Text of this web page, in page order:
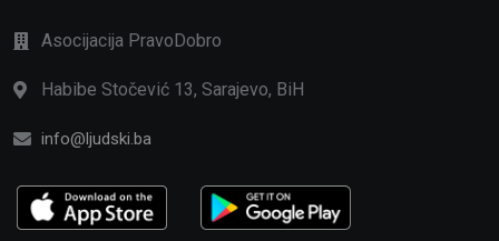
Asocijacija PravoDobro
Habibe Stočević 13, Sarajevo, BiH
info@ljudski.ba